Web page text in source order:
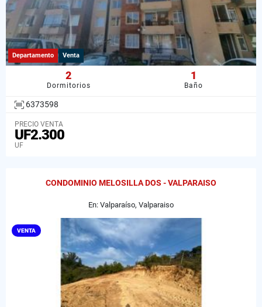
Departamento Venta
2
Dormitorios
1
Baño
6373598
PRECIO VENTA
UF2.300
UF
CONDOMINIO MELOSILLA DOS - VALPARAISO
En: Valparaíso, Valparaiso
VENTA